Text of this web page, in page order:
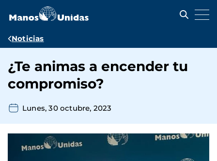
contenido
Ruta
navegación
Noticias
¿Te animas a encender tu
compromiso?
Lunes, 30 octubre, 2023